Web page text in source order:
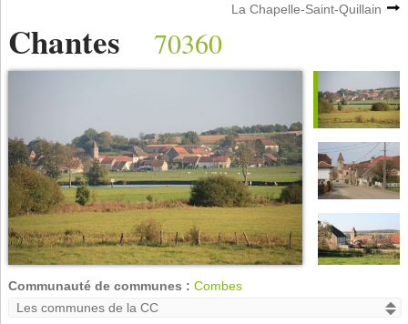
La Chapelle-Saint-Quillain
Chantes 70360
Communauté de communes : Combes